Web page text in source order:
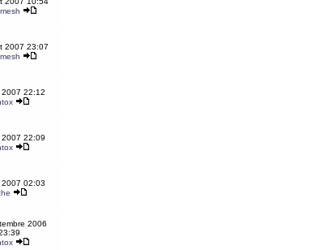
2007 23:07
2007 22:12
2007 22:09
2007 02:03
2006